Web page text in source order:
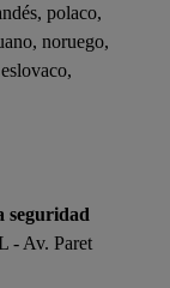
polaco,
noruego,
seguridad
- Av. Paret